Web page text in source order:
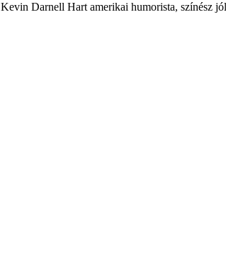
Kevin Darnell Hart amerikai humorista, színész